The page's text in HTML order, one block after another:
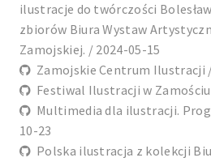
ilustracje do twórczości
zbiorów Biura Wystaw
Zamojskiej. / 2024-05-15
Zamojskie Centrum Ilustracji
Festiwal Ilustracji w
Multimedia dla ilustracji.
10-23
Polska ilustracja z kolekcji